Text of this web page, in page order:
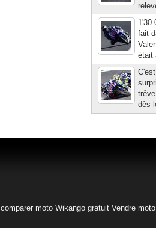
fait
était
dès
comparer moto Wikango gratuit Vendre moto